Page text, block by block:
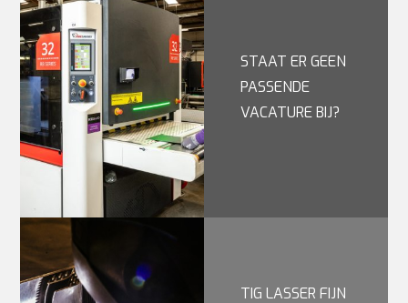
STAAT ER GEEN
PASSENDE
VACATURE BIJ?
TIG LASSER FIJN